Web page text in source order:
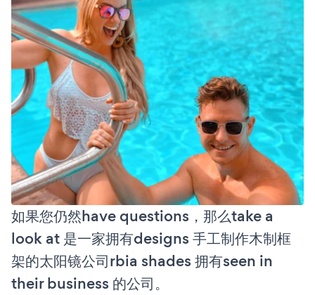
如果您仍然have questions，那么take a
look at 是一家拥有designs 手工制作木制框
架的太阳镜公司rbia shades 拥有seen in
their business 的公司。